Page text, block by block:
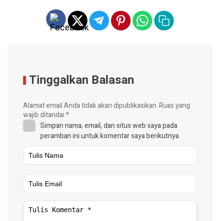
Tinggalkan Balasan
Alamat email Anda tidak akan dipublikasikan.Ruas yang
wajib ditandai*
Simpan nama, email, dan situs web saya pada
peramban ini untuk komentar saya berikutnya.